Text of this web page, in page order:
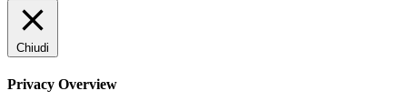
Chiudi
Privacy Overview